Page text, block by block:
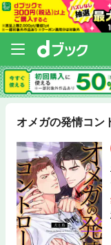
オメガの発情コン